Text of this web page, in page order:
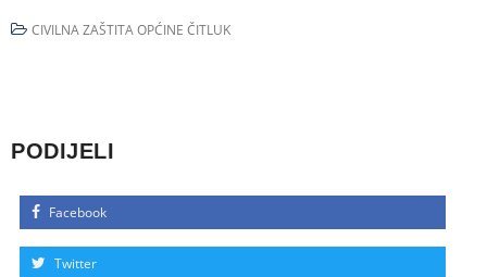
CIVILNA ZAŠTITA OPĆINE ČITLUK
PODIJELI
Facebook
Twitter